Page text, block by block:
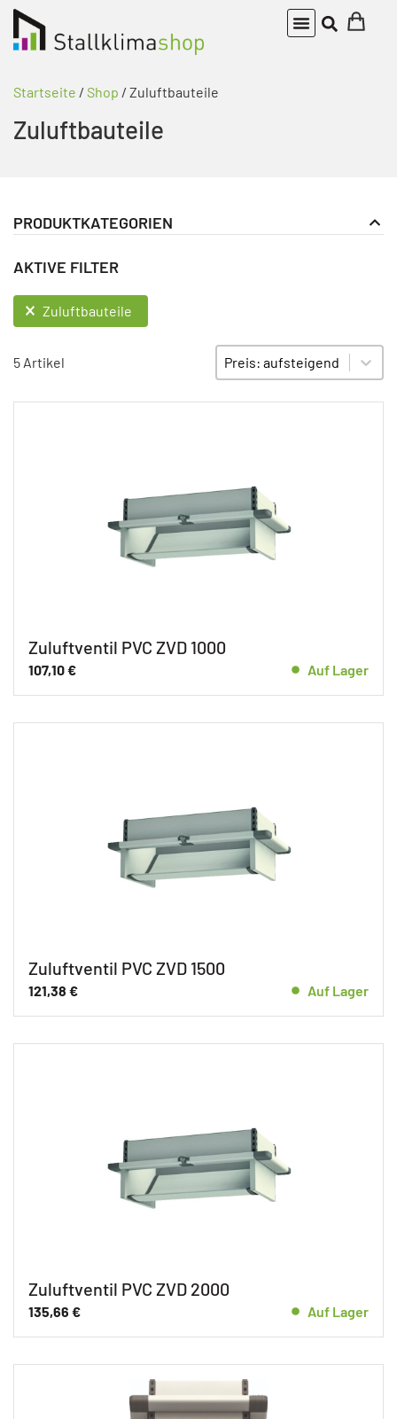
Startseite / Shop / Zuluftbauteile
Zuluftbauteile
PRODUKTKATEGORIEN
Zuluftventil Deckeneinbau
Zuluftventil Ganglüftung
Zuluftventile Wandeinbau
AKTIVE FILTER
AKTIVE FILTER
Zuluftbauteile
5 Artikel SORTIEREN
Sort content
Zuluftventil PVC ZVD 1000
107,10€ Auf Lager
Zuluftventil PVC ZVD 1500
121,38 € Auf Lager
Zuluftventil PVC ZVD 2000
135,66 € Auf Lager